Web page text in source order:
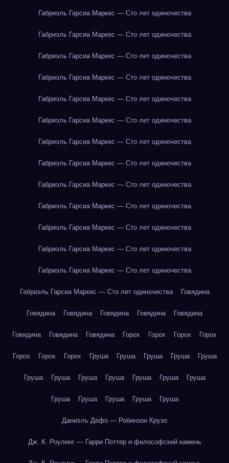
Габриэль Гарсиа Маркес — Сто лет одиночества
Габриэль Гарсиа Маркес — Сто лет одиночества
Габриэль Гарсиа Маркес — Сто лет одиночества
Габриэль Гарсиа Маркес — Сто лет одиночества
Габриэль Гарсиа Маркес — Сто лет одиночества
Габриэль Гарсиа Маркес — Сто лет одиночества
Габриэль Гарсиа Маркес — Сто лет одиночества
Габриэль Гарсиа Маркес — Сто лет одиночества
Габриэль Гарсиа Маркес — Сто лет одиночества
Габриэль Гарсиа Маркес — Сто лет одиночества
Габриэль Гарсиа Маркес — Сто лет одиночества
Габриэль Гарсиа Маркес — Сто лет одиночества
Габриэль Гарсиа Маркес — Сто лет одиночества
Габриэль Гарсиа Маркес — Сто лет одиночества Говядина
Говядина Говядина Говядина Говядина Говядина
Говядина Говядина Говядина Горох Горох Горох Горох
Горох Горох Горох Груша Груша Груша Груша Груша
Груша Груша Груша Груша Груша Груша Груша
Груша Груша Груша Груша Груша
Даниэль Дефо — Робинзон Крузо
Дж. К. Роулинг — Гарри Поттер и философский камень